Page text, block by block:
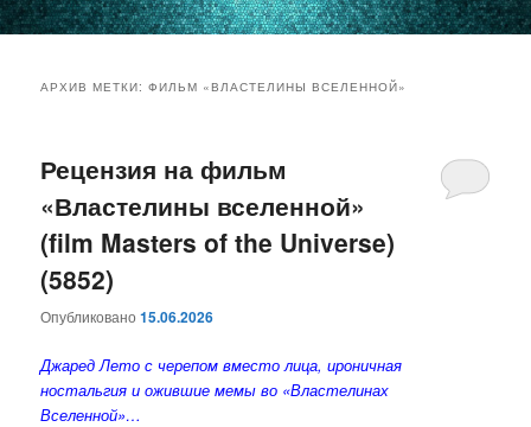
основному
содержимому
дополнительному
содержимому
АРХИВ МЕТКИ:ФИЛЬМ «ВЛАСТЕЛИНЫ ВСЕЛЕННОЙ»
Рецензия на фильм
«Властелины вселенной»
(film Masters of the Universe)
(5852)
Опубликовано15.06.2026
Джаред Лето с черепом вместо лица, ироничная
ностальгия и ожившие мемы во «Властелинах
Вселенной»…